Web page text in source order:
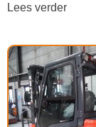
Lees verder